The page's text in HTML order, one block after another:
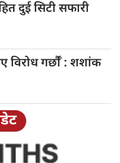
दुई सिटी सफारी
विरोध गर्छौँं : शशांक